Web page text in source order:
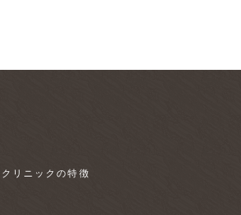
リニックの特徴